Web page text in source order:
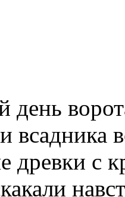
всадника
древки с